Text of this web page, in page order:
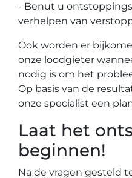
- Benut u
verhelpen van
Ook worden er
onze loodgieter
nodig is om het
Op basis van de
onze specialist een
Laat het
beginnen!
Na de vragen gesteld